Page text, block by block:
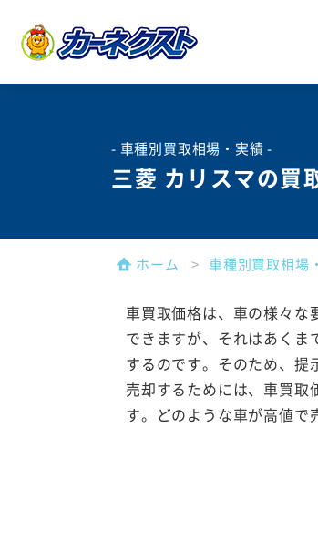
- 車種別買取相場・実績 -
三菱 カリスマの買
ホーム 車種別買取相場
車買取価格は、車の様々な
できますが、それはあくま
するのです。そのため、提
売却するためには、車買取
す。どのような車が高値で